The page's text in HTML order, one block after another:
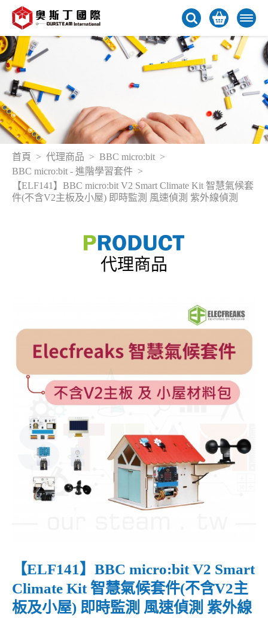
首頁 代理商品
BBC micro:bit
BBC micro:bit - 進階學習套件
【ELF141】BBC micro:bit V2 Smart Climate Kit 智慧氣候套
件(不含V2主板及小屋) 即時監測 風速偵測 紫外線偵測
代理商品
【ELF141】BBC micro:bit V2 Smart
Climate Kit 智慧氣候套件(不含V2主
板及小屋) 即時監測 風速偵測 紫外線